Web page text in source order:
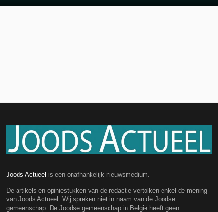
Joods Actueel is een onafhankelijk nieuwsmedium.
De artikels en opiniestukken van de redactie vertolken enkel de mening
van Joods Actueel. Wij spreken niet in naam van de Joodse
gemeenschap. De Joodse gemeenschap in België heeft geen